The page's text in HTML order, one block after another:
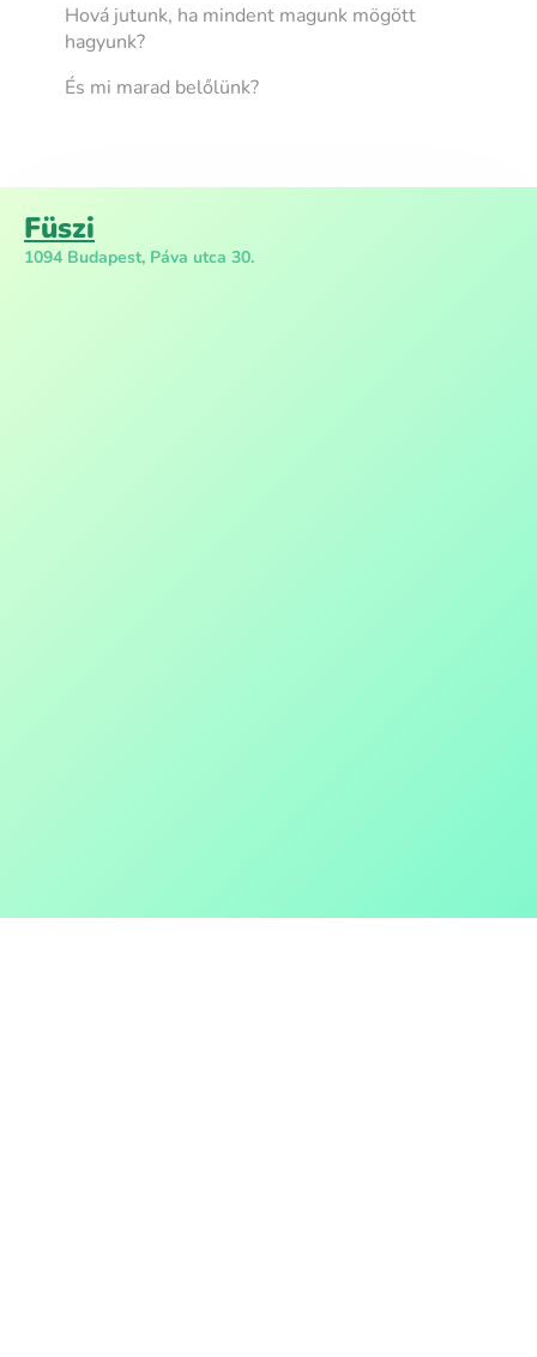
Hová jutunk, ha mindent magunk mögött
hagyunk?
És mi marad belőlünk?
Füszi
1094 Budapest, Páva utca 30.